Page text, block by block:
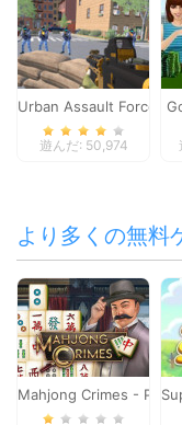
Urban Assault Force
遊んだ: 50,974
より多くの無料
Mahjong Crimes -